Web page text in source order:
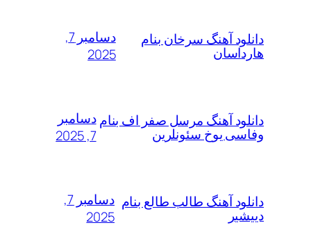
دانلود آهنگ سرخان بنام
هارداسان
دسامبر 7,
2025
دانلود آهنگ مرسل صفر اف بنام
وفاسی یوخ سئونلرین
دسامبر
7, 2025
دانلود آهنگ طالب طالع بنام
دییشیر
دسامبر 7,
2025